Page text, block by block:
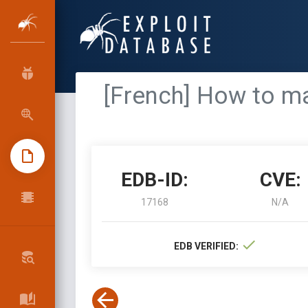
[French] How to
EDB-ID:
17168
CVE:
N/A
EDB VERIFIED: